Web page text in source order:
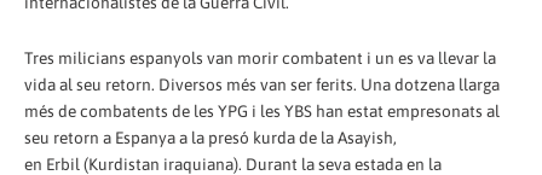
Tres milicians espanyols van morir combatent i un es va llevar la
vida al seu retorn. Diversos més van ser ferits. Una dotzena llarga
més de combatents de les YPG i les YBS han estat empresonats al
seu retorn a Espanya a la presó kurda de la Asayish,
en Erbil (Kurdistan iraquiana). Durant la seva estada en la